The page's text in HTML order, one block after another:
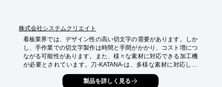
株式会社システムクリエイト
看板業界では、デザイン性の高い切文字の需要があります。しか
し、手作業での切文字製作は時間と手間がかかり、コスト増につ
ながる可能性があります。また、様々な素材に対応できる加工機
が必要とされています。刀-KATANA-は、多様な素材に対応し、
高品質な切文字を効率的に製作することで、これらの課題を解決
製品を詳しく見る